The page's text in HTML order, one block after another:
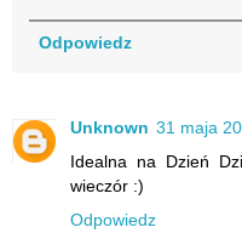
Odpowiedz
Unknown 31 maja
Idealna na Dzień
wieczór :)
Odpowiedz